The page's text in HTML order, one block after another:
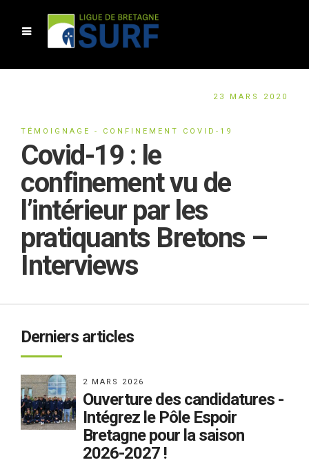
23 MARS 2020
TÉMOIGNAGE - CONFINEMENT COVID-19
Covid-19 : le
confinement vu de
l’intérieur par les
pratiquants Bretons –
Interviews
Derniers articles
2 MARS 2026
Ouverture des candidatures -
Intégrez le Pôle Espoir
Bretagne pour la saison
2026-2027 !